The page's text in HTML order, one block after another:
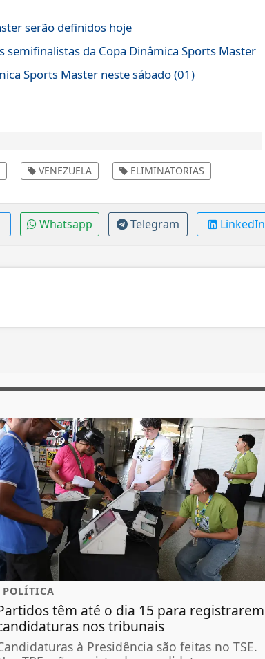
serão definidos hoje
da Copa Dinâmica Sports Master
Sports Master neste sábado (01)
VENEZUELA ELIMINATORIAS
Whatsapp Telegram LinkedIn
POLÍTICA
têm até o dia 15 para registrarem
nos tribunais
à Presidência são feitas no TSE.